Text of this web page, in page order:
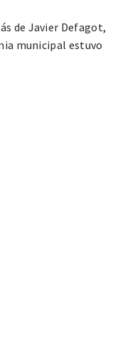
de Javier Defagot,
municipal estuvo